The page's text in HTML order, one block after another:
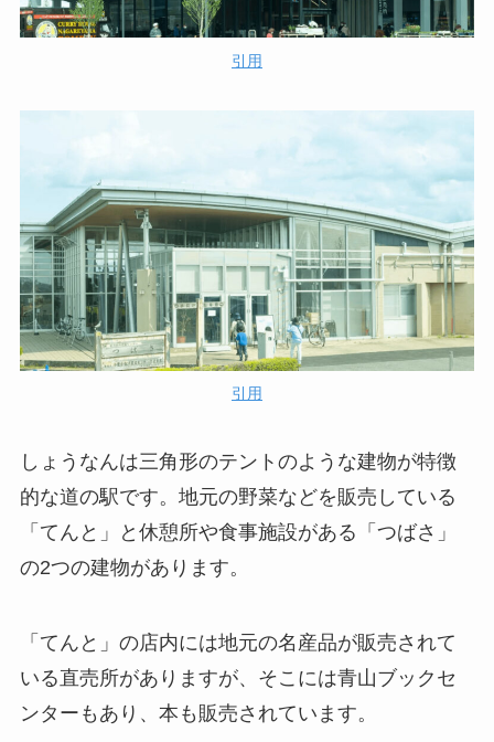
引用
引用
しょうなんは三角形のテントのような建物が特徴
的な道の駅です。地元の野菜などを販売している
「てんと」と休憩所や食事施設がある「つばさ」
の2つの建物があります。
「てんと」の店内には地元の名産品が販売されて
いる直売所がありますが、そこには青山ブックセ
ンターもあり、本も販売されています。